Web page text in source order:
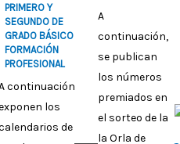
PRIMERO Y
SEGUNDO DE
GRADO BÁSICO DE
FORMACIÓN
PROFESIONAL
continuación, se
los
de las
A
continuación,
se publican
los números
premiados en
el sorteo de la
la Orla de